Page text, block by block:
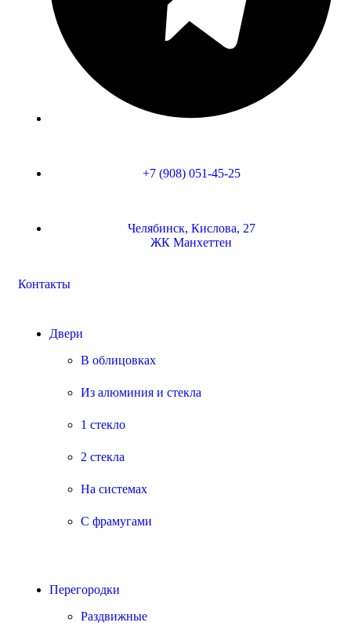
‭+7 (908) 051-45-25‬
Челябинск, Кислова, 27
ЖК Манхеттен
Контакты
Двери
В облицовках
Из алюминия и стекла
1 стекло
2 стекла
На системах
С фрамугами
Перегородки
Раздвижные